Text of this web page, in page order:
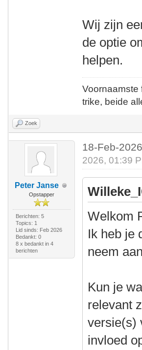
Wij zijn
de optie
helpen.
trike, beide
Zoek
Peter Janse
Opstapper
Berichten: 5
Topics: 1
Lid sinds: Feb 2026
Bedankt: 0
8 x bedankt in 4
berichten
18-Feb-
2026, 01:39
Welkom
Ik heb je
neem
Kun je
relevant
versie(s)
invloed